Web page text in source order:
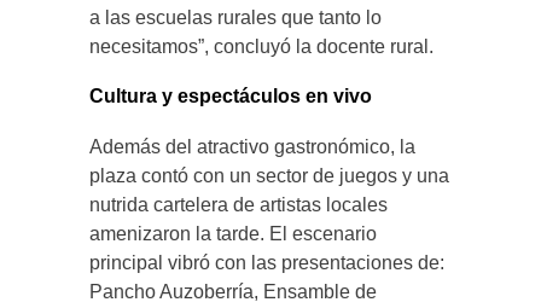
a las escuelas rurales que tanto lo
necesitamos”, concluyó la docente rural.
Cultura y espectáculos en vivo
Además del atractivo gastronómico, la
plaza contó con un sector de juegos y una
nutrida cartelera de artistas locales
amenizaron la tarde. El escenario
principal vibró con las presentaciones de:
Pancho Auzoberría, Ensamble de